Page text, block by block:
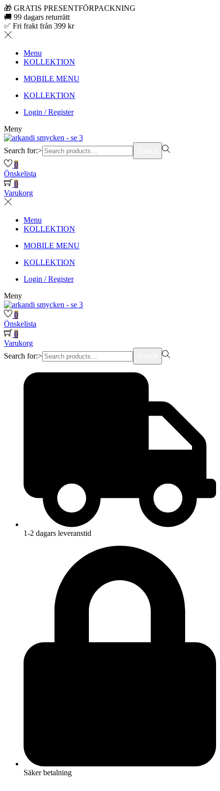
🎁 GRATIS PRESENTFÖRPACKNING
🚚 99 dagars returrätt
✅ Fri frakt från 399 kr
Menu
KOLLEKTION
MOBILE MENU
KOLLEKTION
Login / Register
Meny
Search for:>
0
Önskelista
0
Varukorg
Menu
KOLLEKTION
MOBILE MENU
KOLLEKTION
Login / Register
Meny
0
Önskelista
0
Varukorg
Search for:>
1-2 dagars leveranstid
Säker betalning